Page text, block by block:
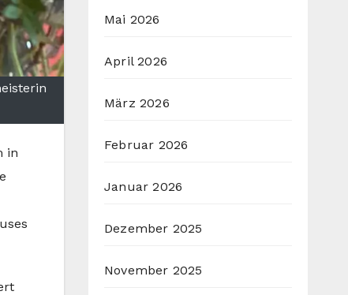
in
Mai 2026
April 2026
März 2026
Februar 2026
Januar 2026
Dezember 2025
November 2025